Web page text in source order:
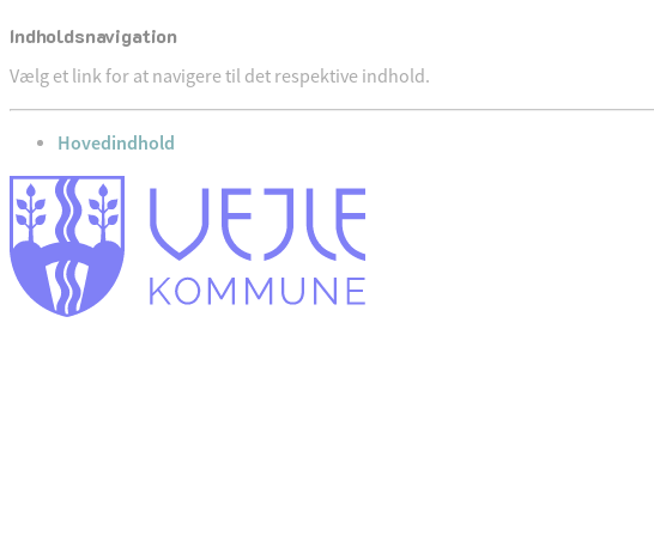
Indholdsnavigation
Vælg et link for at navigere til det respektive indhold.
gå til
Hovedindhold